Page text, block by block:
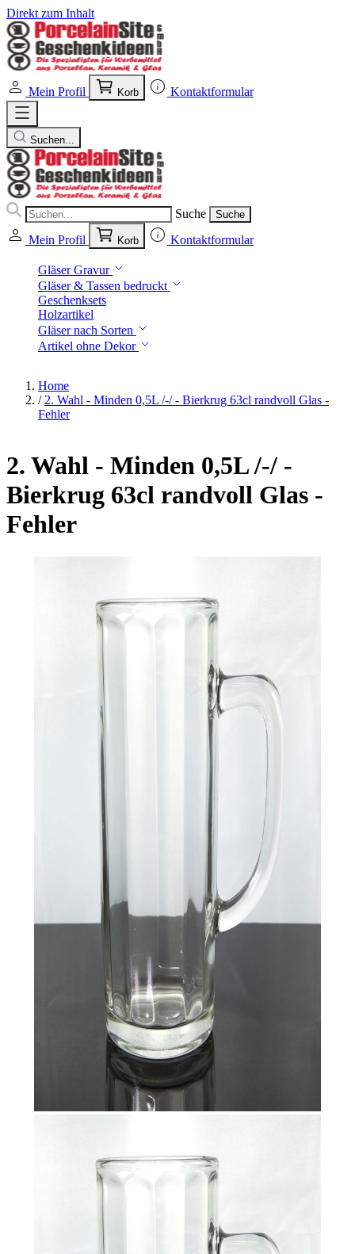
Direkt zum Inhalt
Mein Profil Korb Kontaktformular
Suchen...
Suche Suche
Mein Profil Korb Kontaktformular
Gläser Gravur
Gläser & Tassen bedruckt
Geschenksets
Holzartikel
Gläser nach Sorten
Artikel ohne Dekor
Home
/ 2. Wahl - Minden 0,5L /-/ - Bierkrug 63cl randvoll Glas -
Fehler
2. Wahl - Minden 0,5L /-/ -
Bierkrug 63cl randvoll Glas -
Fehler